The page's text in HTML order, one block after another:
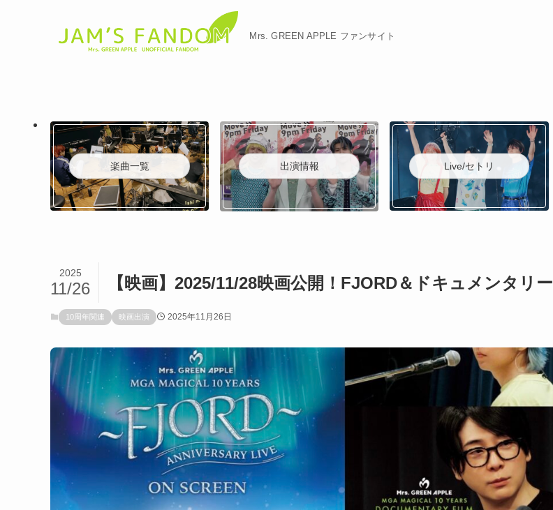
Mrs. GREEN APPLE ファンサイト
楽曲一覧 出演情報 Live/セトリ
【映画】2025/11/28映画公開！FJORD＆ドキュメンタリー
2025
11/26
10周年関連 映画出演 2025年11月26日